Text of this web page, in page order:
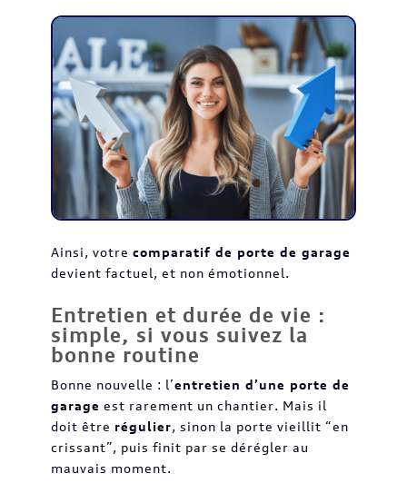
Ainsi, votre comparatif de porte de garage
devient factuel, et non émotionnel.
Entretien et durée de vie :
simple, si vous suivez la
bonne routine
Bonne nouvelle : l’entretien d’une porte de
garage est rarement un chantier. Mais il
doit être régulier, sinon la porte vieillit “en
crissant”, puis finit par se dérégler au
mauvais moment.